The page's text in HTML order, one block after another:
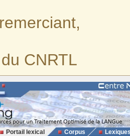
CNRTL
Portail lexical Corpus